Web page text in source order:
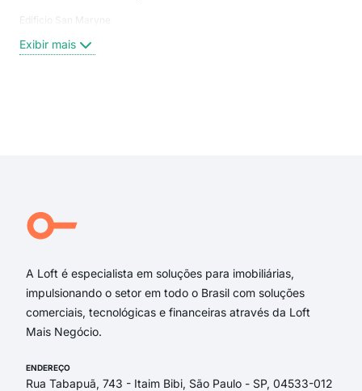
Edificio San Maryne
Exibir mais
A Loft é especialista em soluções para imobiliárias,
impulsionando o setor em todo o Brasil com soluções
comerciais, tecnológicas e financeiras através da Loft
Mais Negócio.
ENDEREÇO
Rua Tabapuã, 743 - Itaim Bibi, São Paulo - SP, 04533-012